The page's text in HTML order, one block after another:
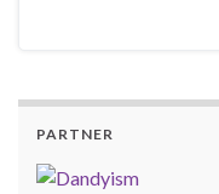
PARTNER